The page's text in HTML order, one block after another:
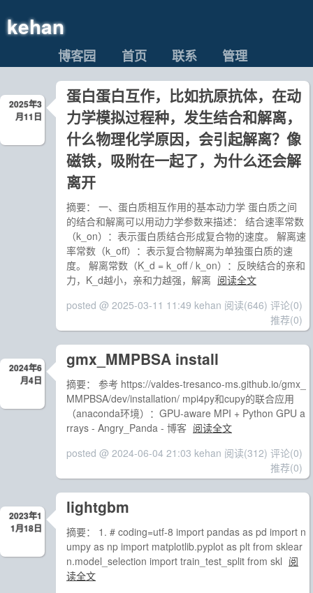
kehan
博客园 首页 联系 管理
2025年3
月11日
蛋白蛋白互作，比如抗原抗体，在动
力学模拟过程种，发生结合和解离，
什么物理化学原因，会引起解离？像
磁铁，吸附在一起了，为什么还会解
离开
摘要： 一、蛋白质相互作用的基本动力学 蛋白质之间
的结合和解离可以用动力学参数来描述： 结合速率常数
（k_on）：表示蛋白质结合形成复合物的速度。 解离速
率常数（k_off）：表示复合物解离为单独蛋白质的速
度。 解离常数（K_d = k_off / k_on）：反映结合的亲和
力，K_d越小，亲和力越强，解离 阅读全文
posted @ 2025-03-11 11:49 kehan 阅读(646) 评论(0)
推荐(0)
2024年6
月4日
gmx_MMPBSA install
摘要： 参考 https://valdes-tresanco-ms.github.io/gmx_
MMPBSA/dev/installation/ mpi4py和cupy的联合应用
（anaconda环境）：GPU-aware MPI + Python GPU a
rrays - Angry_Panda - 博客 阅读全文
posted @ 2024-06-04 21:03 kehan 阅读(312) 评论(0)
推荐(0)
2023年1
1月18日
lightgbm
摘要： 1. # coding=utf-8 import pandas as pd import n
umpy as np import matplotlib.pyplot as plt from sklear
n.model_selection import train_test_split from skl 阅
读全文